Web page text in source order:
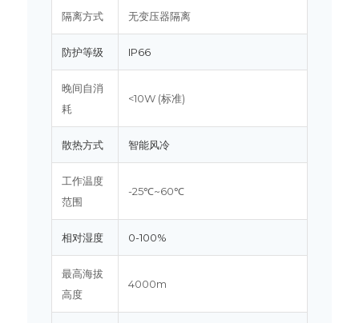
隔离方式 无变压器隔离
防护等级 IP66
晚间自消
耗
<10W (标准)
散热方式 智能风冷
工作温度
范围
-25℃~60℃
相对湿度 0-100%
最高海拔
高度
4000m